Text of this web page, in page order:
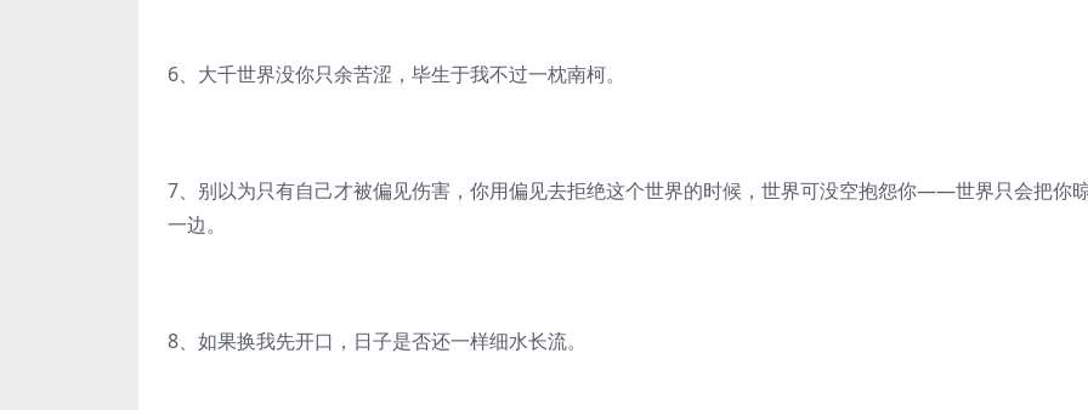
6、大千世界没你只余苦涩，毕生于我不过一枕南柯。
7、别以为只有自己才被偏见伤害，你用偏见去拒绝这个世界的时候，世界可没空抱怨你——世界只会把你
一边。
8、如果换我先开口，日子是否还一样细水长流。